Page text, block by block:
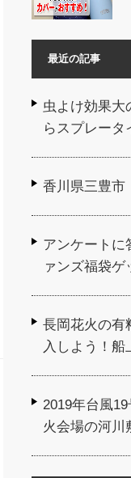
最近の記事
虫よけ効果大
らスプレー
香川県三豊市
アンケートに
ァンズ福袋ゲ
長岡花火の有
入しよう！
2019年台風
火会場の河